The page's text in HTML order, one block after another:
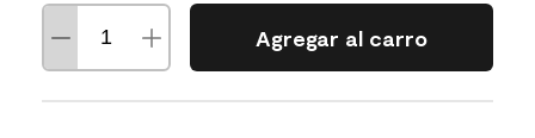
Agregar al carro